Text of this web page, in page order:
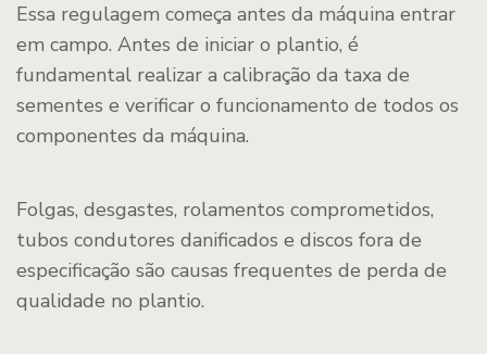
Essa regulagem começa antes da máquina entrar
em campo. Antes de iniciar o plantio, é
fundamental realizar a calibração da taxa de
sementes e verificar o funcionamento de todos os
componentes da máquina.
Folgas, desgastes, rolamentos comprometidos,
tubos condutores danificados e discos fora de
especificação são causas frequentes de perda de
qualidade no plantio.